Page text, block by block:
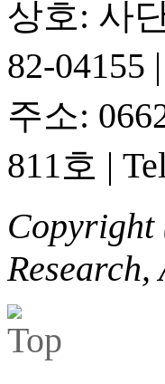
상호: 사
82-04155 |
주소:
811호 |
Copyright
Research,